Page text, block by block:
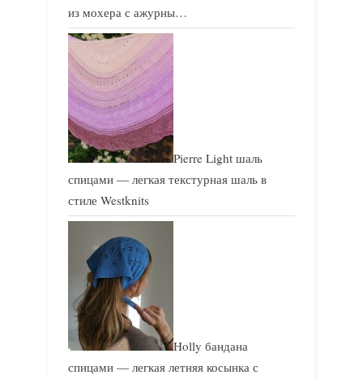
из мохера с ажурны…
Pierre Light шаль
спицами — легкая текстурная шаль в
стиле Westknits
Holly бандана
спицами — легкая летняя косынка с